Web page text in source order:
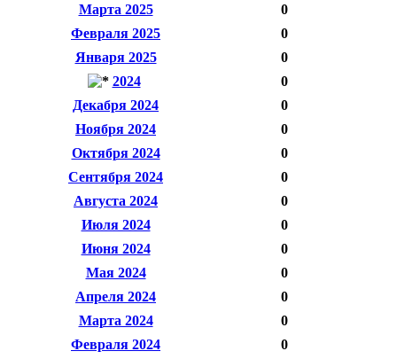
Марта 2025
0
Февраля 2025
0
Января 2025
0
2024
0
Декабря 2024
0
Ноября 2024
0
Октября 2024
0
Сентября 2024
0
Августа 2024
0
Июля 2024
0
Июня 2024
0
Мая 2024
0
Апреля 2024
0
Марта 2024
0
Февраля 2024
0